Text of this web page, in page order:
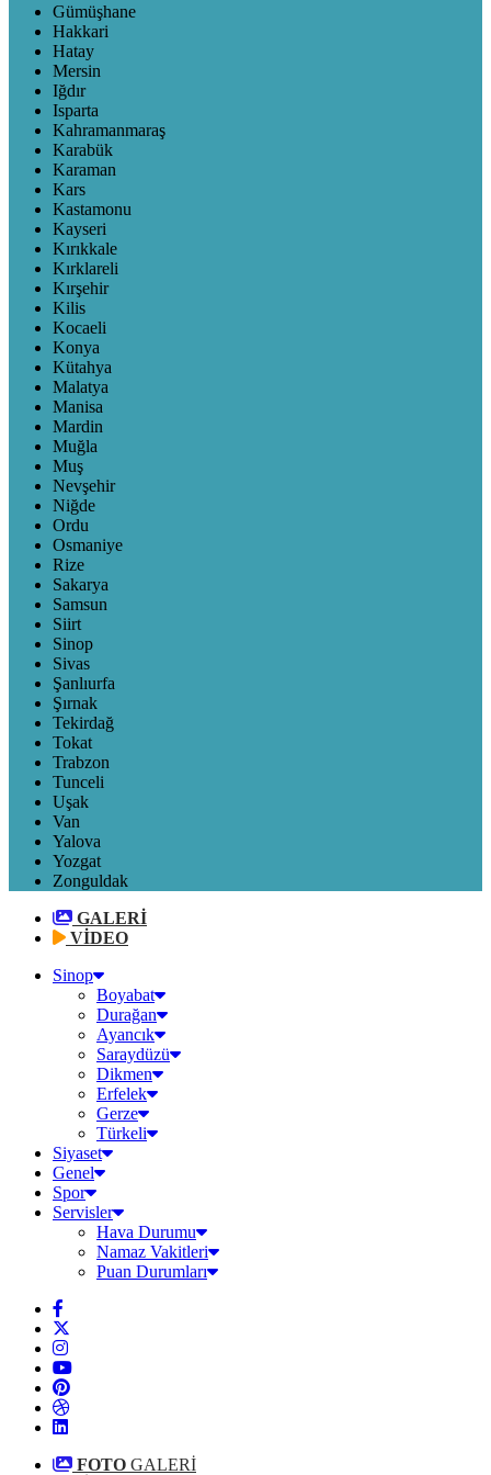
Gümüşhane
Hakkari
Hatay
Mersin
Iğdır
Isparta
Kahramanmaraş
Karabük
Karaman
Kars
Kastamonu
Kayseri
Kırıkkale
Kırklareli
Kırşehir
Kilis
Kocaeli
Konya
Kütahya
Malatya
Manisa
Mardin
Muğla
Muş
Nevşehir
Niğde
Ordu
Osmaniye
Rize
Sakarya
Samsun
Siirt
Sinop
Sivas
Şanlıurfa
Şırnak
Tekirdağ
Tokat
Trabzon
Tunceli
Uşak
Van
Yalova
Yozgat
Zonguldak
GALERİ
VİDEO
Sinop
Boyabat
Durağan
Ayancık
Saraydüzü
Dikmen
Erfelek
Gerze
Türkeli
Siyaset
Genel
Spor
Servisler
Hava Durumu
Namaz Vakitleri
Puan Durumları
FOTO GALERİ